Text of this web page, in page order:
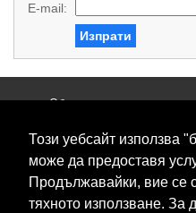
Този уебсайт използва
може да предоставя
Продължавайки, вие се
тяхното използване. За
E-mail:
Изпрати
Общи условия
Свържете се с нас
Контакти
Нашите сервизи
Блог